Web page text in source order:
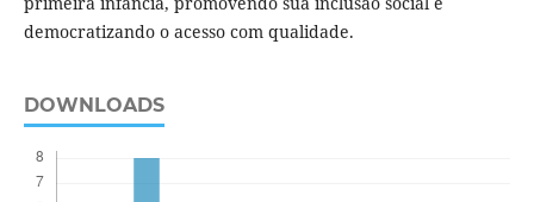
democratizando o acesso com qualidade.
DOWNLOADS